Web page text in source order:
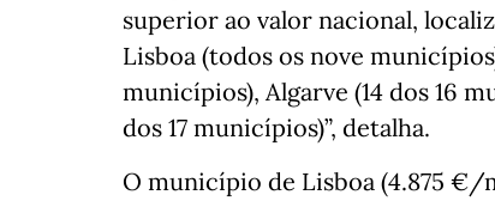
superior ao valor nacional,
Lisboa (todos os nove
municípios), Algarve (14 dos 16
dos 17 municípios)”, detalha.
O município de Lisboa (4.875 €/